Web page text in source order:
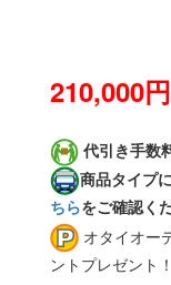
210,000
代引き手数
商品タイプ
ちらをご確認く
オタイオー
ントプレゼント！